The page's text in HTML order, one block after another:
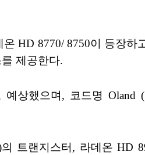
HD 8770/ 8750이 등장하
제공한다.
상했으며, 코드명 Oland
트랜지스터, 라데온 HD